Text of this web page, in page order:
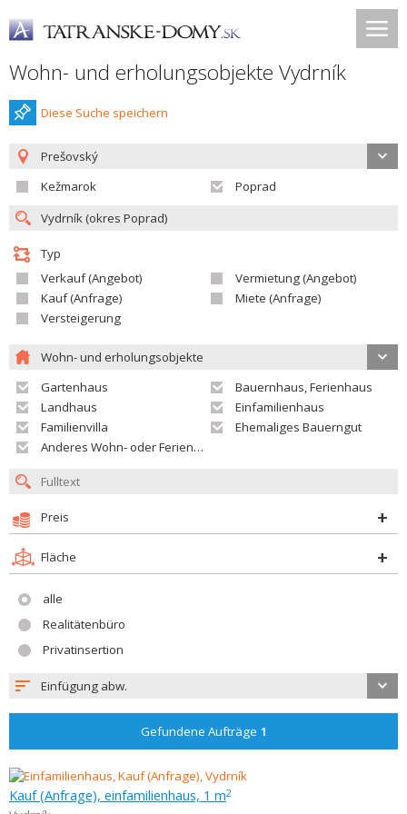
Wohn- und erholungsobjekte Vydrník
Diese Suche speichern
Prešovský
Kežmarok
Poprad
Typ
Verkauf (Angebot)
Vermietung (Angebot)
Kauf (Anfrage)
Miete (Anfrage)
Versteigerung
Wohn- und erholungsobjekte
Gartenhaus
Bauernhaus, Ferienhaus
Landhaus
Einfamilienhaus
Familienvilla
Ehemaliges Bauerngut
Anderes Wohn- oder Ferienobjekt
Preis
Fläche
alle
Realitätenbüro
Privatinsertion
Einfügung abw.
Gefundene Aufträge 1
Kauf (Anfrage), einfamilienhaus, 1 m2